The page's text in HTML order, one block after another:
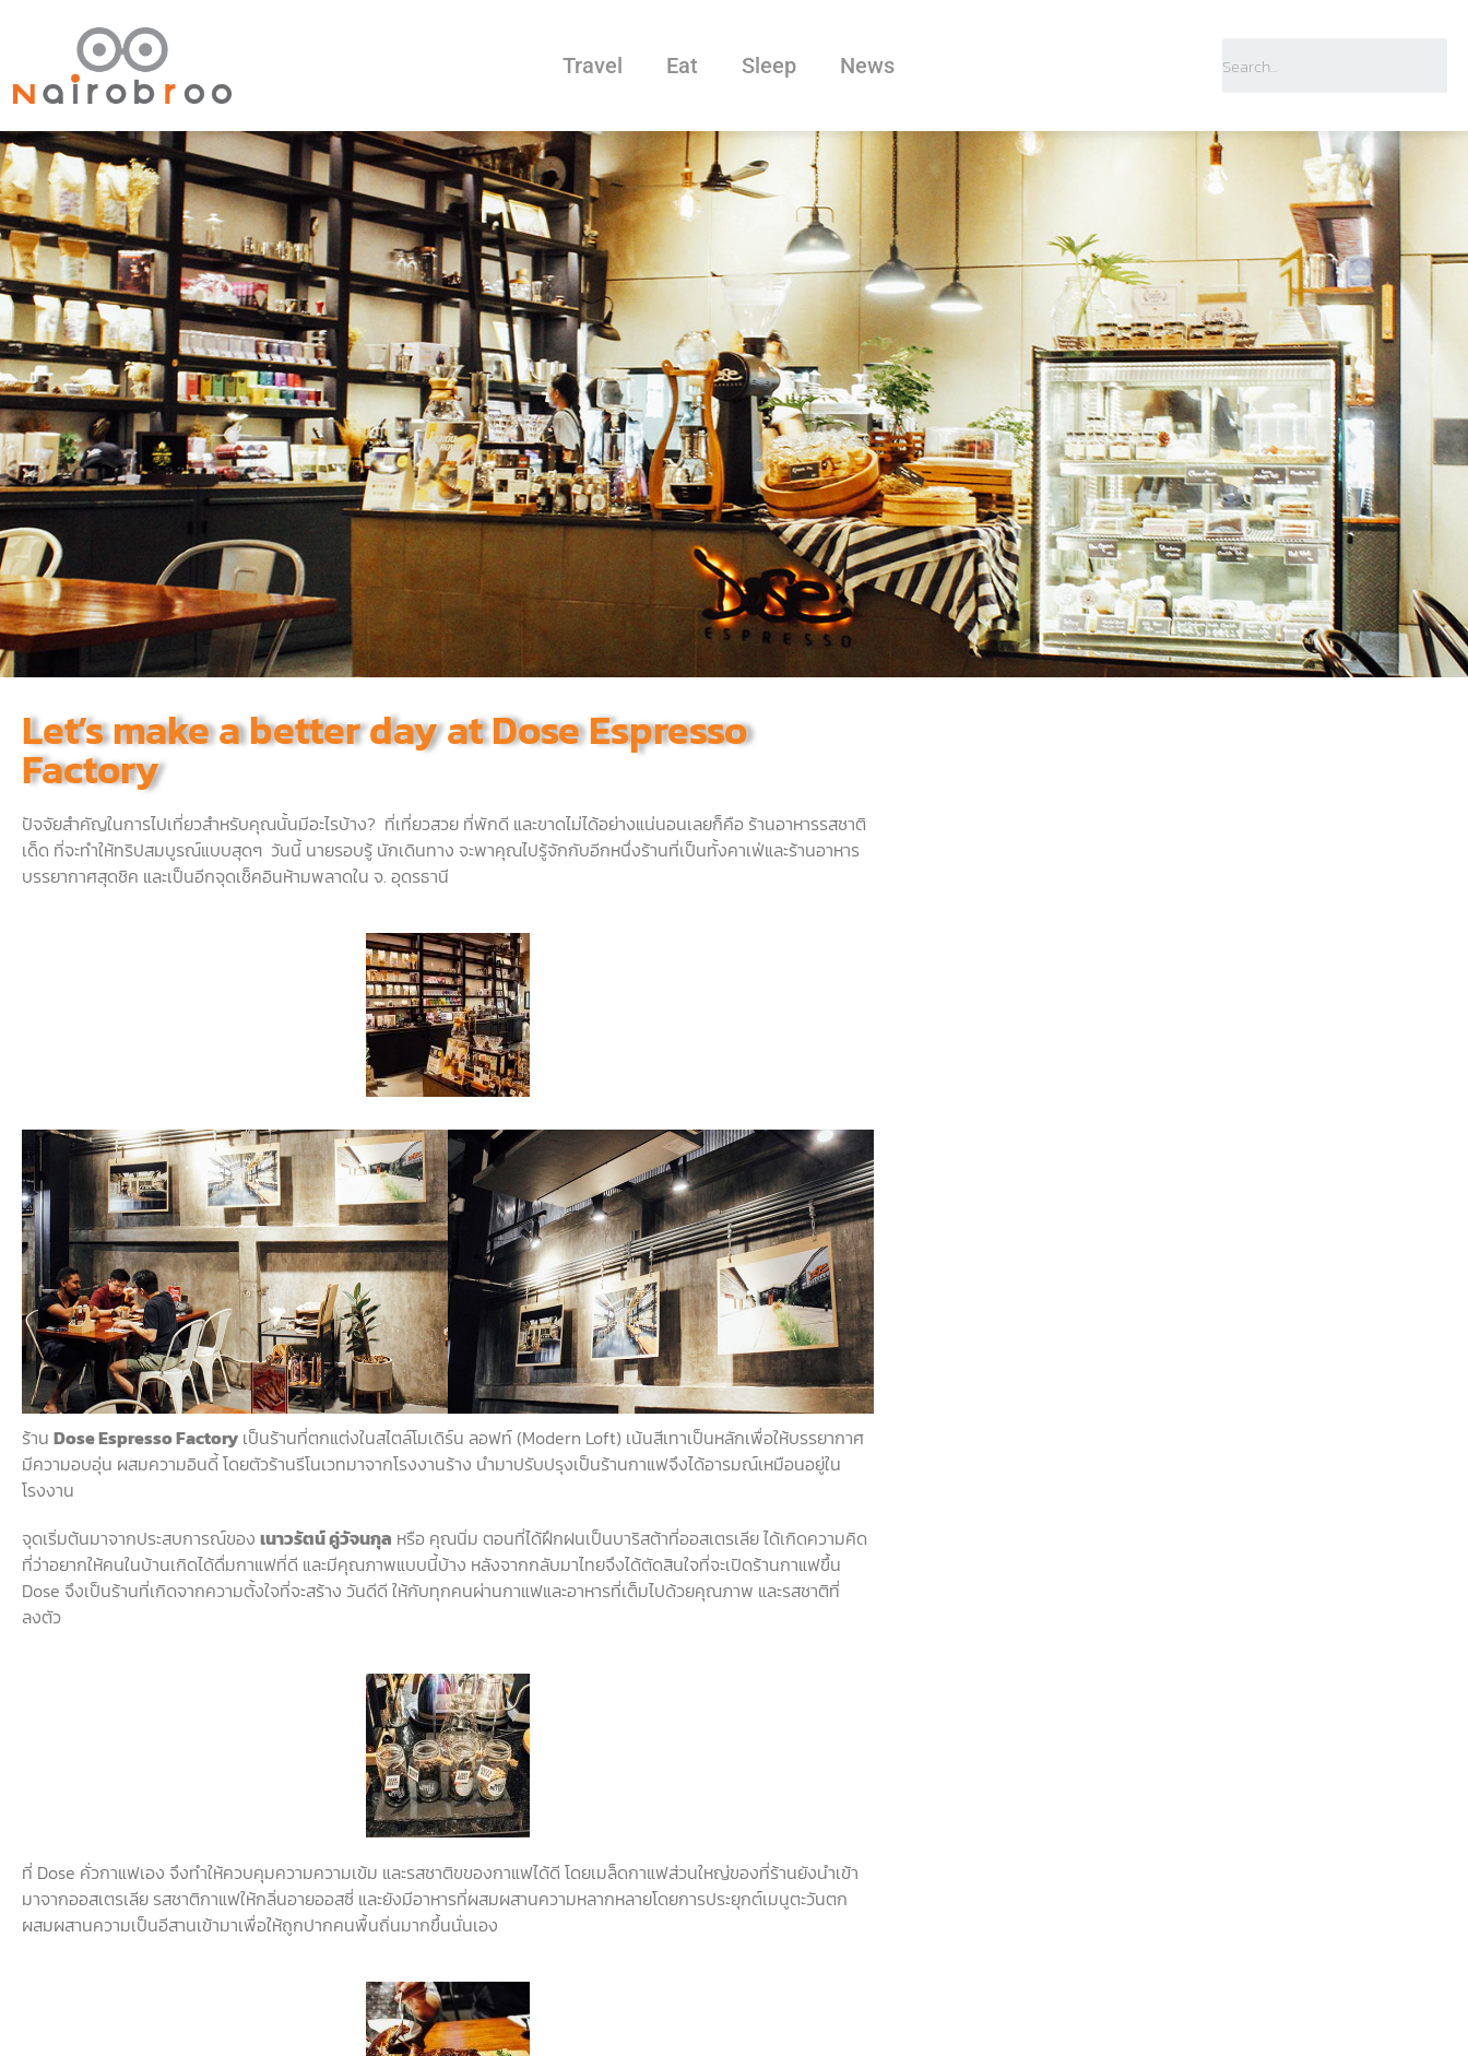
Travel Eat Sleep News
Let’s make a better day at Dose Espresso
Factory
ปัจจัยสำคัญในการไปเที่ยวสำหรับคุณนั้นมีอะไรบ้าง? ที่เที่ยวสวย ที่พักดี และขาดไม่ได้อย่างแน่นอนเลยก็คือ ร้านอาหารรสชาติ
เด็ด ที่จะทำให้ทริปสมบูรณ์แบบสุดๆ วันนี้ นายรอบรู้ นักเดินทาง จะพาคุณไปรู้จักกับอีกหนึ่งร้านที่เป็นทั้งคาเฟ่และร้านอาหาร
บรรยากาศสุดชิค และเป็นอีกจุดเช็คอินห้ามพลาดใน จ. อุดรธานี
ร้าน Dose Espresso Factory เป็นร้านที่ตกแต่งในสไตล์โมเดิร์น ลอฟท์ (Modern Loft) เน้นสีเทาเป็นหลักเพื่อให้บรรยากาศ
มีความอบอุ่น ผสมความอินดี้โดยตัวร้านรีโนเวทมาจากโรงงานร้าง นำมาปรับปรุงเป็นร้านกาแฟจึงได้อารมณ์เหมือนอยู่ใน
โรงงาน
จุดเริ่มต้นมาจากประสบการณ์ของ เนาวรัตน์คู่วัจนกุล หรือ คุณนิ่ม ตอนที่ได้ฝึกฝนเป็นบาริสต้าที่ออสเตรเลียได้เกิดความคิด
ที่ว่าอยากให้คนในบ้านเกิดได้ดื่มกาแฟที่ดี และมีคุณภาพแบบนี้บ้าง หลังจากกลับมาไทยจึงได้ตัดสินใจที่จะเปิดร้านกาแฟขึ้น
Dose จึงเป็นร้านที่เกิดจากความตั้งใจที่จะสร้าง วันดีดี ให้กับทุกคนผ่านกาแฟและอาหารที่เต็มไปด้วยคุณภาพ และรสชาติที่
ลงตัว
ที่ Dose คั่วกาแฟเอง จึงทำให้ควบคุมความความเข้ม และรสชาติขของกาแฟได้ดี โดยเมล็ดกาแฟส่วนใหญ่ของที่ร้านยังนำเข้า
มาจากออสเตรเลีย รสชาติกาแฟให้กลิ่นอายออสซี่ และยังมีอาหารที่ผสมผสานความหลากหลายโดยการประยุกต์เมนูตะวันตก
ผสมผสานความเป็นอีสานเข้ามาเพื่อให้ถูกปากคนพื้นถิ่นมากขึ้นนั่นเอง